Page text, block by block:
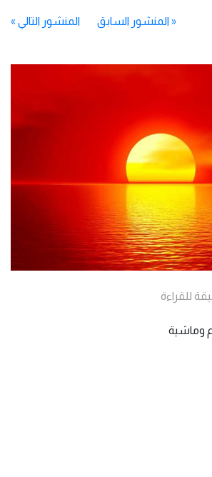
«المنشور السابق المنشور التالي »
للقراءة
وماشية